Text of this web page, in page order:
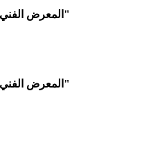
المعرض الفني جسر الزرقاء - "قصة بلد على البحر"
المعرض الفني جسر الزرقاء - "قصة بلد على البحر"